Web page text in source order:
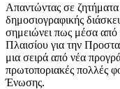
Απαντώντας σε
δημοσιογραφικής
σημειώνει πως μέσα
Πλαισίου για την
μια σειρά από νέα
πρωτοποριακές πολλές
Ένωσης.